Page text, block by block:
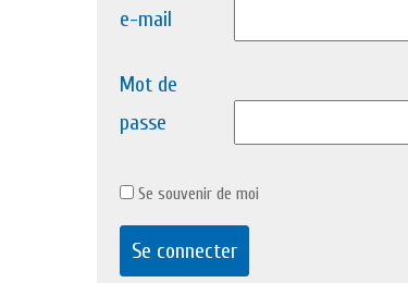
e-mail
Mot de
passe
Se souvenir de moi